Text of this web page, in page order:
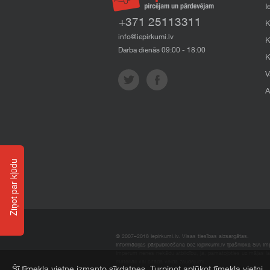
+371 25113311
info@iepirkumi.lv
Darba dienās 09:00 - 18:00
© 2007–2018 Iepirkumi.lv. Visas tiesības aizsargātas.
Informācijas pārpublicēšana bez iepirkumi.lv īpašnieka SIA
Ziņot par kļūdu